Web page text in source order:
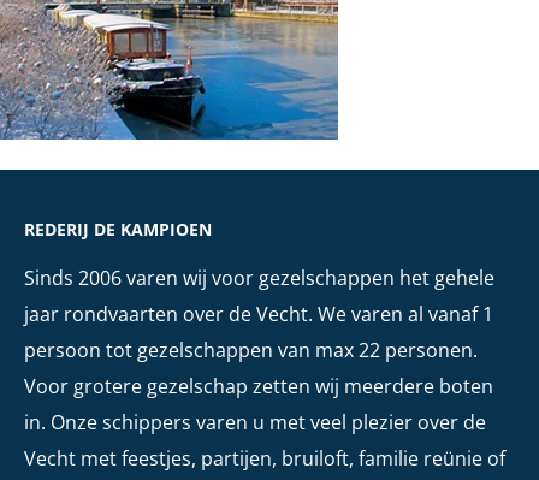
REDERIJ DE KAMPIOEN
Sinds 2006 varen wij voor gezelschappen het gehele
jaar rondvaarten over de Vecht. We varen al vanaf 1
persoon tot gezelschappen van max 22 personen.
Voor grotere gezelschap zetten wij meerdere boten
in. Onze schippers varen u met veel plezier over de
Vecht met feestjes, partijen, bruiloft, familie reünie of